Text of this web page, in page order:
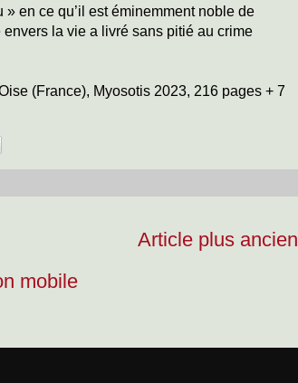
en ce qu’il est éminemment noble de
envers la vie a livré sans pitié au crime
(France), Myosotis 2023, 216 pages + 7
Article plus ancien
mobile